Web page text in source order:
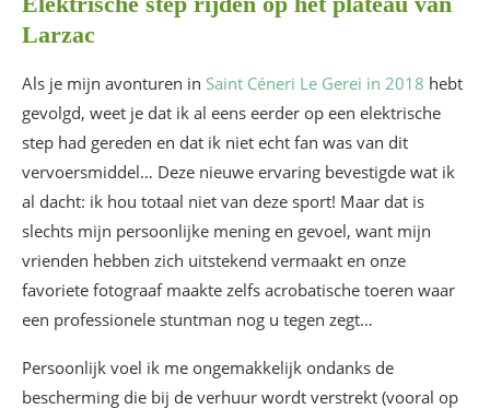
Larzac
Als je mijn avonturen in Saint Céneri Le Gerei in 2018 hebt
gevolgd, weet je dat ik al eens eerder op een elektrische
step had gereden en dat ik niet echt fan was van dit
vervoersmiddel… Deze nieuwe ervaring bevestigde wat ik
al dacht: ik hou totaal niet van deze sport! Maar dat is
slechts mijn persoonlijke mening en gevoel, want mijn
vrienden hebben zich uitstekend vermaakt en onze
favoriete fotograaf maakte zelfs acrobatische toeren waar
een professionele stuntman nog u tegen zegt…
Persoonlijk voel ik me ongemakkelijk ondanks de
bescherming die bij de verhuur wordt verstrekt (vooral op